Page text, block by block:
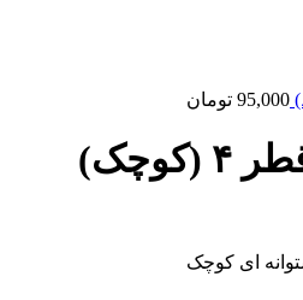
95,000 تومان
ای کوچک